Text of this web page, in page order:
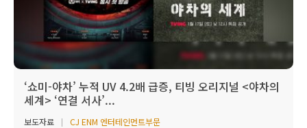
‘쇼미-야차’ 누적 UV 4.2배 급증, 티빙 오리지널 <야차의
세계> ‘연결 서사’...
보도자료
CJ ENM 엔터테인먼트부문